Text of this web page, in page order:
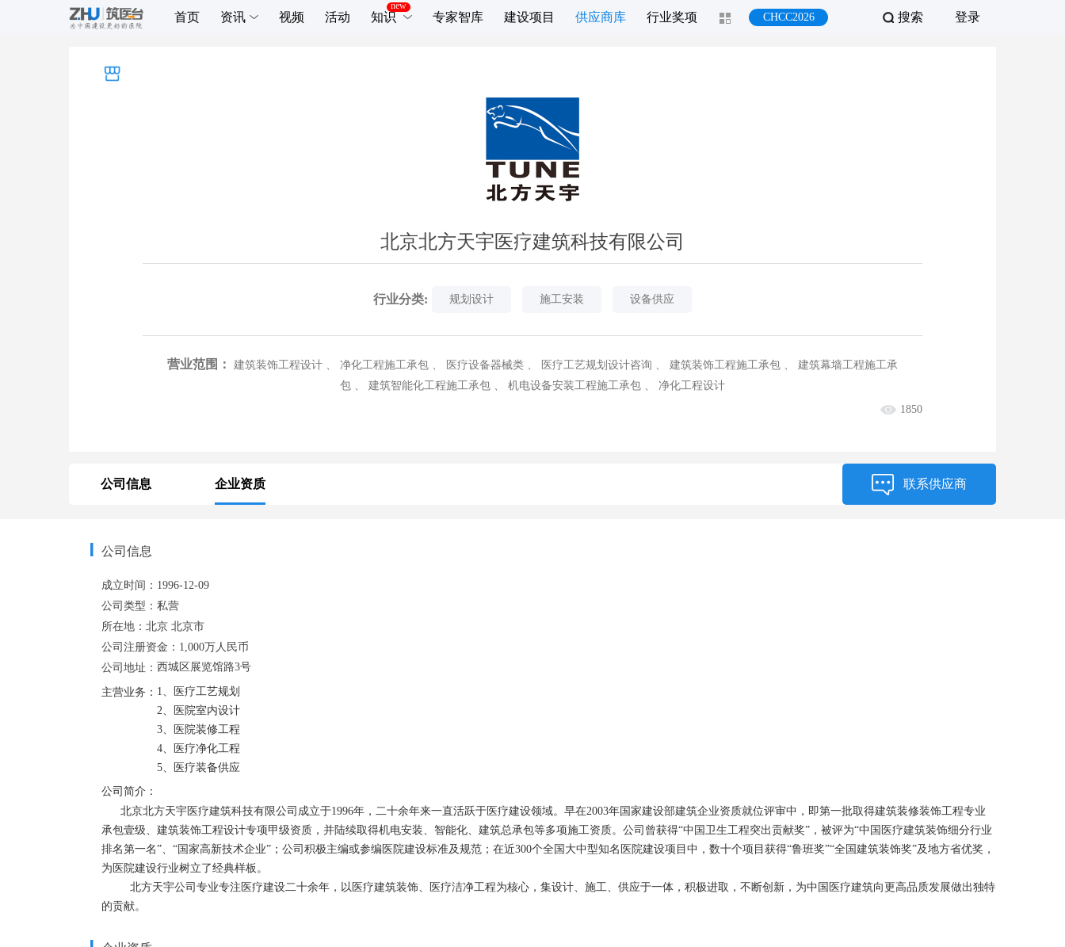
登录
搜索
首页 资讯 视频 活动 知识 专家智库 建设项目 供应商库 行业奖项 CHCC2026
北京北方天宇医疗建筑科技有限公司
行业分类: 规划设计 施工安装 设备供应
营业范围：
建筑装饰工程设计 、 净化工程施工承包 、 医疗设备器械类 、 医疗工艺规划设计咨询 、 建筑装饰工程施工承包 、 建筑幕墙工程施工承
包 、 建筑智能化工程施工承包 、 机电设备安装工程施工承包 、 净化工程设计
1850
公司信息 企业资质 联系供应商
公司信息
成立时间： 1996-12-09
公司类型： 私营
所在地： 北京 北京市
公司注册资金： 1,000万人民币
公司地址： 西城区展览馆路3号
主营业务： 1、医疗工艺规划
2、医院室内设计
3、医院装修工程
4、医疗净化工程
5、医疗装备供应
公司简介：
承包壹级、建筑装饰工程设计专项甲级资质，并陆续取得机电安装、智能化、建筑总承包等多项施工资质。公司曾获得“中国卫生工程突出贡献奖”，被评为“中国医疗建筑装饰细分行业
排名第一名”、“国家高新技术企业”；公司积极主编或参编医院建设标准及规范；在近300个全国大中型知名医院建设项目中，数十个项目获得“鲁班奖”“全国建筑装饰奖”及地方省优奖，
为医院建设行业树立了经典样板。
的贡献。